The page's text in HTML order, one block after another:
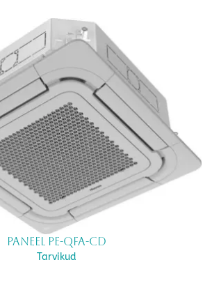
Paneel PE-QFA-CD
Tarvikud